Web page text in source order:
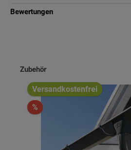
Bewertungen
Produktgalerie überspringen
Zubehör
Versandkostenfrei
%